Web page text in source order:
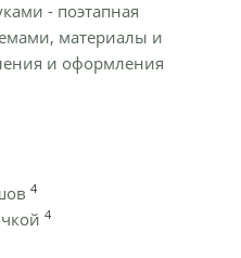
- поэтапная
материалы и
и оформления
4
4